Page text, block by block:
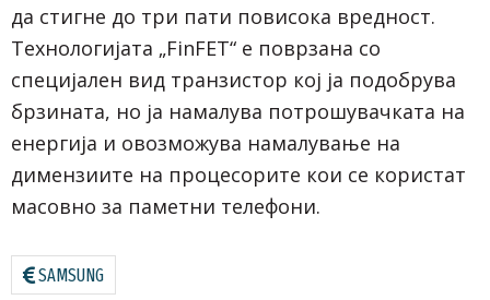
да стигне до три пати повисока вредност.
Технологијата „FinFET“ е поврзана со
специјален вид транзистор кој ја подобрува
брзината, но ја намалува потрошувачката на
енергија и овозможува намалување на
димензиите на процесорите кои се користат
масовно за паметни телефони.
SAMSUNG